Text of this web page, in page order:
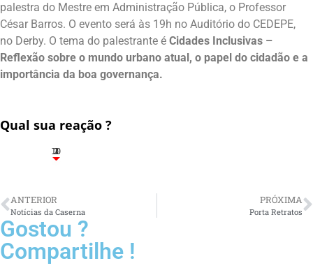
palestra do Mestre em Administração Pública, o Professor
César Barros. O evento será às 19h no Auditório do CEDEPE,
no Derby. O tema do palestrante é Cidades Inclusivas –
Reflexão sobre o mundo urbano atual, o papel do cidadão e a
importância da boa governança.
Qual sua reação ?
3
1
1
2
10
ANTERIOR
Notícias da Caserna
PRÓXIMA
Porta Retratos
Gostou ?
Compartilhe !